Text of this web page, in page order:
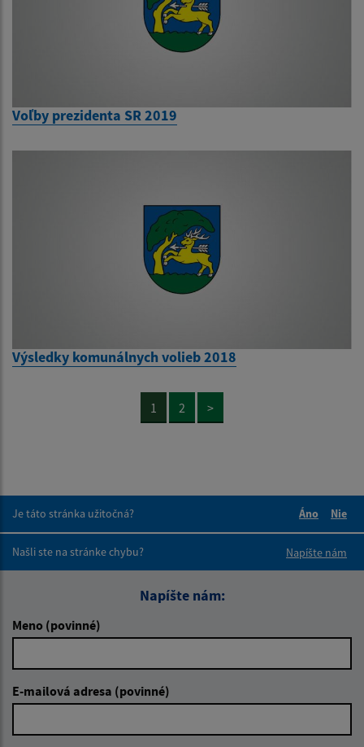
Voľby prezidenta SR 2019
Výsledky komunálnych volieb 2018
1 2 >
Je táto stránka užitočná?
Áno
Nie
Našli ste na stránke chybu?
Napíšte nám
Napíšte nám:
Meno (povinné)
E-mailová adresa (povinné)